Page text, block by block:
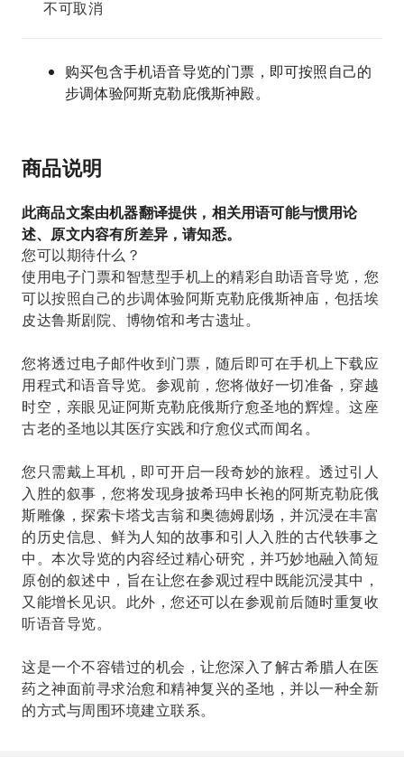
不可取消
购买包含手机语音导览的门票，即可按照自己的
步调体验阿斯克勒庇俄斯神殿。
商品说明
此商品文案由机器翻译提供，相关用语可能与惯用论
述、原文内容有所差异，请知悉。
您可以期待什么？
使用电子门票和智慧型手机上的精彩自助语音导览，您
可以按照自己的步调体验阿斯克勒庇俄斯神庙，包括埃
皮达鲁斯剧院、博物馆和考古遗址。
您将透过电子邮件收到门票，随后即可在手机上下载应
用程式和语音导览。参观前，您将做好一切准备，穿越
时空，亲眼见证阿斯克勒庇俄斯疗愈圣地的辉煌。这座
古老的圣地以其医疗实践和疗愈仪式而闻名。
您只需戴上耳机，即可开启一段奇妙的旅程。透过引人
入胜的叙事，您将发现身披希玛申长袍的阿斯克勒庇俄
斯雕像，探索卡塔戈吉翁和奥德姆剧场，并沉浸在丰富
的历史信息、鲜为人知的故事和引人入胜的古代轶事之
中。本次导览的内容经过精心研究，并巧妙地融入简短
原创的叙述中，旨在让您在参观过程中既能沉浸其中，
又能增长见识。此外，您还可以在参观前后随时重复收
听语音导览。
这是一个不容错过的机会，让您深入了解古希腊人在医
药之神面前寻求治愈和精神复兴的圣地，并以一种全新
的方式与周围环境建立联系。